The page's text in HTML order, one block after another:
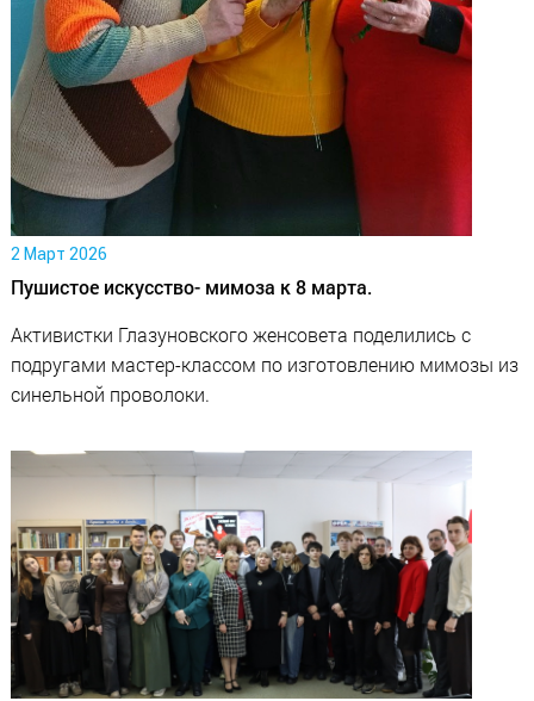
2 Март 2026
Пушистое искусство- мимоза к 8 марта.
Активистки Глазуновского женсовета поделились с
подругами мастер-классом по изготовлению мимозы из
синельной проволоки.